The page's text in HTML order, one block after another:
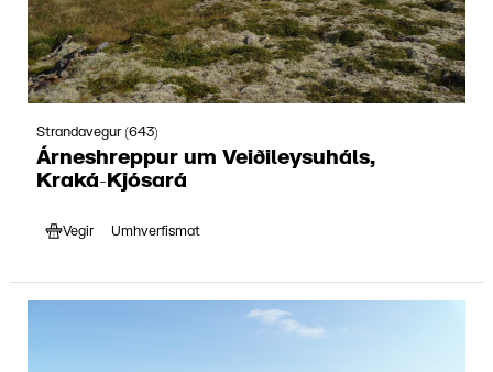
Strandavegur (643)
Árneshreppur um Veiðileysuháls,
Kraká-Kjósará
Vegir Umhverfismat